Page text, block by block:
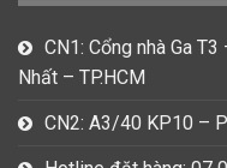
Dây Kim Loại
Size Mặt
83
22-28mm 29-
CN1: Cổng nhà Ga
Nhất – TP.HCM
CN2: A3/40 KP10 –